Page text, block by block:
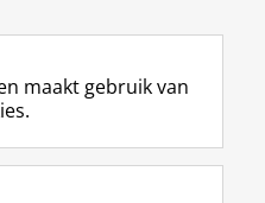
F
a
L
i
R
S
I
n
Y
o
maakt gebruik van